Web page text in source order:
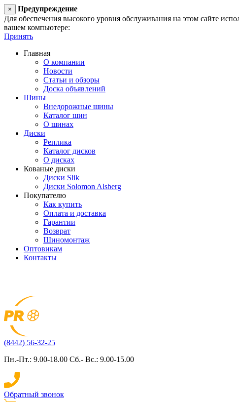
×
Предупреждение
Для обеспечения высокого уровня обслуживания на этом сайте
вашем компьютере:
Принять
Главная
О компании
Новости
Статьи и обзоры
Доска объявлений
Шины
Внедорожные шины
Каталог шин
О шинах
Диски
Реплика
Каталог дисков
О дисках
Кованые диски
Диски Slik
Диски Solomon Alsberg
Покупателю
Как купить
Оплата и доставка
Гарантии
Возврат
Шиномонтаж
Оптовикам
Контакты
(8442) 56-32-25
Пн.-Пт.: 9.00-18.00 Сб.- Вс.: 9.00-15.00
Обратный звонок